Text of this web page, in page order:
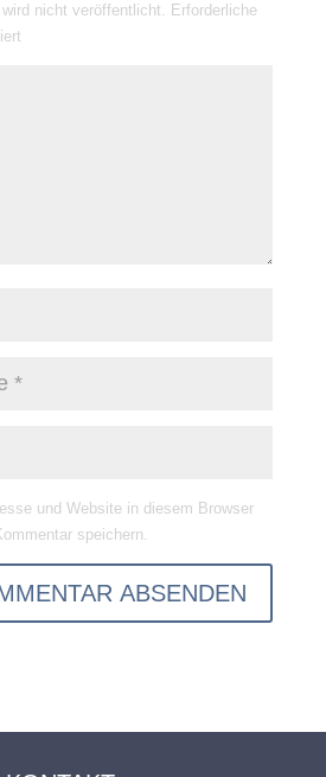
nicht veröffentlicht. Erforderliche
und Website in diesem Browser
speichern.